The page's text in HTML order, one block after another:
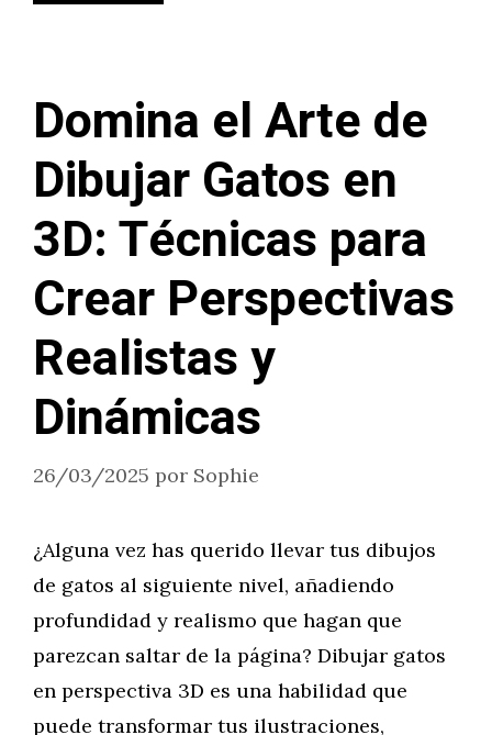
Domina el Arte de
Dibujar Gatos en
3D: Técnicas para
Crear Perspectivas
Realistas y
Dinámicas
26/03/2025 por Sophie
¿Alguna vez has querido llevar tus dibujos
de gatos al siguiente nivel, añadiendo
profundidad y realismo que hagan que
parezcan saltar de la página? Dibujar gatos
en perspectiva 3D es una habilidad que
puede transformar tus ilustraciones,